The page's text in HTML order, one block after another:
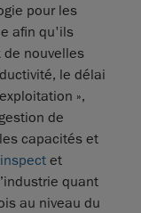
pour les
afin qu'ils
de nouvelles
le délai
»,
de
capacités et
et
quant
au niveau du